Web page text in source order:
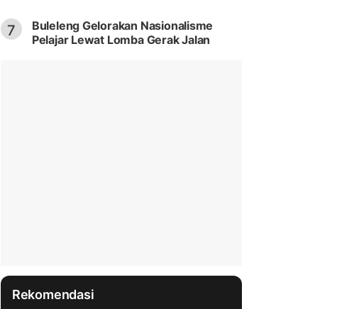
7
Buleleng Gelorakan Nasionalisme
Pelajar Lewat Lomba Gerak Jalan
Rekomendasi